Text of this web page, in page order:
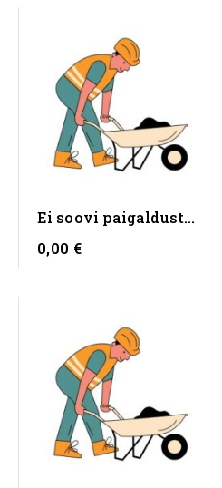
Ei soovi paigaldust,
0,00 €